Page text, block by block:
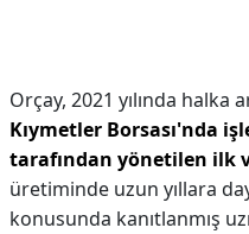
Orçay, 2021 yılında halka
Kıymetler Borsası'nda
tarafından yönetilen ilk
üretiminde uzun yıllara
konusunda kanıtlanmış